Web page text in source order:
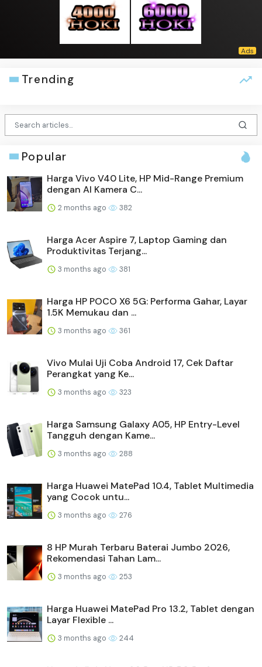
Trending
Popular
Harga Vivo V40 Lite, HP Mid-Range Premium
dengan AI Kamera C...
2 months ago 382
Harga Acer Aspire 7, Laptop Gaming dan
Produktivitas Terjang...
3 months ago 381
Harga HP POCO X6 5G: Performa Gahar, Layar
1.5K Memukau dan ...
3 months ago 361
Vivo Mulai Uji Coba Android 17, Cek Daftar
Perangkat yang Ke...
3 months ago 323
Harga Samsung Galaxy A05, HP Entry-Level
Tangguh dengan Kame...
3 months ago 288
Harga Huawei MatePad 10.4, Tablet Multimedia
yang Cocok untu...
3 months ago 276
8 HP Murah Terbaru Baterai Jumbo 2026,
Rekomendasi Tahan Lam...
3 months ago 253
Harga Huawei MatePad Pro 13.2, Tablet dengan
Layar Flexible ...
3 months ago 244